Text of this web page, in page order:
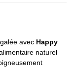
avec Happy
naturel